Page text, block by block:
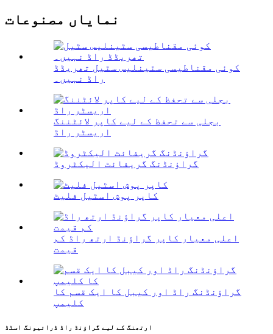
نمایاں مصنوعات
کوئی مقناطیسی سٹینلیس سٹیل تھریڈڈ
راڈ نہیں۔
بجلی سے تحفظ کے لیے کاپر لائٹننگ
اریسٹر راڈ
گراؤنڈنگ گریفائٹ الیکٹروڈ
کاپر پوش اسٹیل فلیٹ
اعلی معیار کاپر گراؤنڈ ارتھ راڈ کم
قیمت
گراؤنڈنگ راڈ اور کیبل کا ایک قسم کا
کلیمپ
ارتھنگ کے لیے گراؤنڈ راڈ ڈرائیونگ اسٹڈ